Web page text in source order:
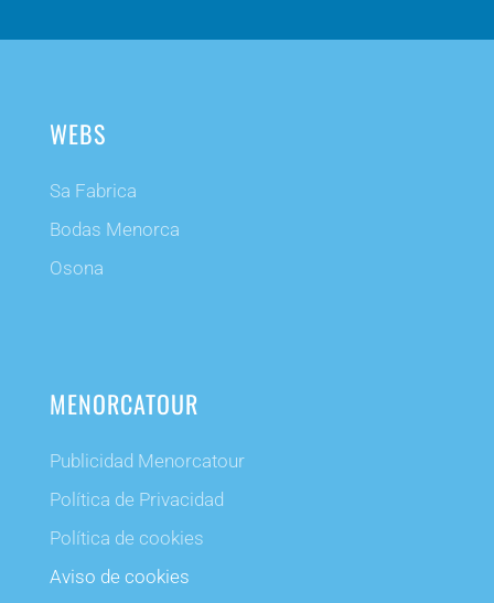
WEBS
Sa Fabrica
Bodas Menorca
Osona
MENORCATOUR
Publicidad Menorcatour
Política de Privacidad
Política de cookies
Aviso de cookies